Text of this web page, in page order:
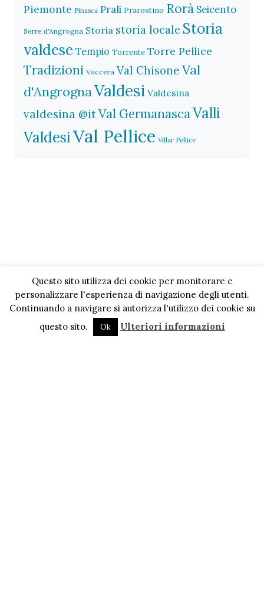
Piemonte Pinasca Prali Prarostino Rorà Seicento
Serre d'Angrogna Storia storia locale Storia
valdese Tempio Torrente Torre Pellice
Tradizioni Vaccera Val Chisone Val
d'AngrognaValdesi Valdesina
valdesina @itVal GermanascaValli
ValdesiVal Pellice Villar Pellice
Questo sito utilizza dei cookie per monitorare e
personalizzare l'esperienza di navigazione degli utenti.
Continuando a navigare si autorizza l'utilizzo dei cookie su
questo sito.
Ok Ulteriori informazioni